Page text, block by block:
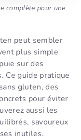
complète pour une
peut sembler
plus simple
sur des
Ce guide pratique
gluten, des
pour éviter
aussi les
savoureux
inutiles.